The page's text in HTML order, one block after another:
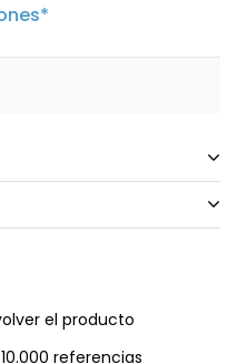
el producto
referencias